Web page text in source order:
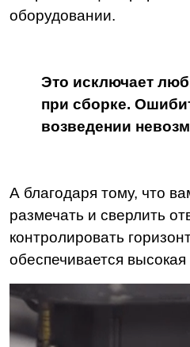
оборудовании.
Это исключает
при сборке.
возведении
А благодаря тому, что
размечать и сверлить
контролировать
обеспечивается